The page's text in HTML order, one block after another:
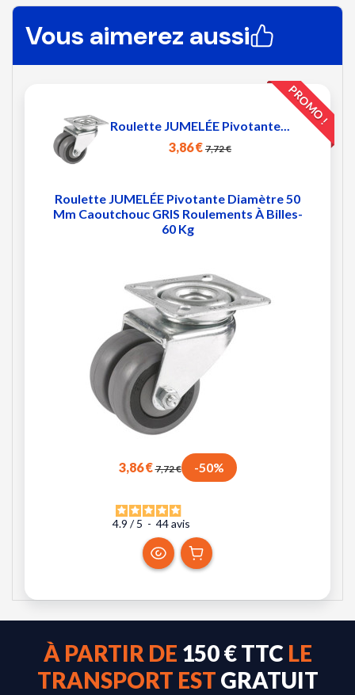
Vous aimerez aussi
Roulette JUMELÉE Pivotante...
3,86 € 7,72 €
Roulette JUMELÉE Pivotante Diamètre 50
Mm Caoutchouc GRIS Roulements À Billes-
60 Kg
3,86 €7,72 € -50%
4.9 / 5 - 44avis
PROMO !
À PARTIR DE 150 € TTC LE
TRANSPORT EST GRATUIT